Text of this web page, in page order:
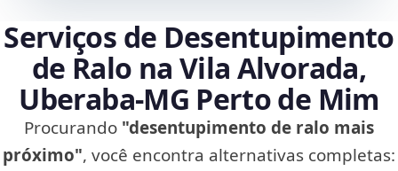
Serviços de Desentupimento
de Ralo na Vila Alvorada,
Uberaba‑MG Perto de Mim
Procurando "desentupimento de ralo mais
próximo", você encontra alternativas completas: